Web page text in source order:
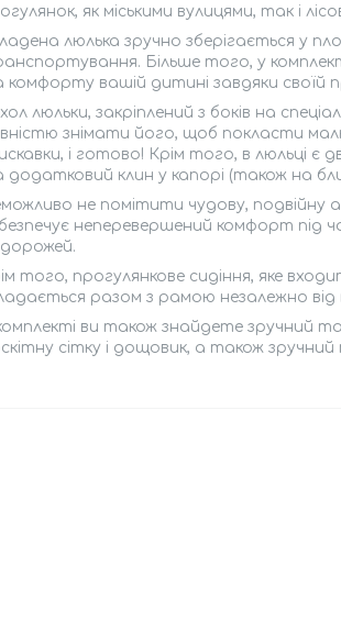
як міськими вулицями, так і
люлька зручно зберігається у
Більше того, у
комфорту вашій дитині завдяки своїй
люльки, закріплений з боків на
знімати його, щоб покласти
і готово! Крім того, в люльці є
додатковий клин у капорі (також на
не помітити чудову,
неперевершений комфорт під
того, прогулянкове сидіння, яке
разом з рамою незалежно
ви також знайдете зручний
сітку і дощовик, а також